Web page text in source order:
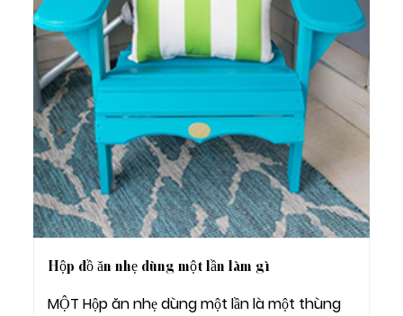
Hộp đồ ăn nhẹ dùng một lần làm gì
MỘT Hộp ăn nhẹ dùng một lần là một thùng